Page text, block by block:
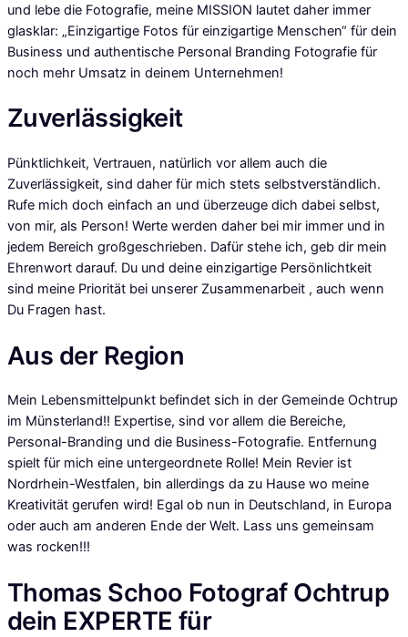
und lebe die Fotografie, meine MISSION lautet daher immer
glasklar: „Einzigartige Fotos für einzigartige Menschen“ für dein
Business und authentische Personal Branding Fotografie für
noch mehr Umsatz in deinem Unternehmen!
Zuverlässigkeit
Pünktlichkeit, Vertrauen, natürlich vor allem auch die
Zuverlässigkeit, sind daher für mich stets selbstverständlich.
Rufe mich doch einfach an und überzeuge dich dabei selbst,
von mir, als Person! Werte werden daher bei mir immer und in
jedem Bereich großgeschrieben. Dafür stehe ich, geb dir mein
Ehrenwort darauf. Du und deine einzigartige Persönlichtkeit
sind meine Priorität bei unserer Zusammenarbeit , auch wenn
Du Fragen hast.
Aus der Region
Mein Lebensmittelpunkt befindet sich in der Gemeinde Ochtrup
im Münsterland!! Expertise, sind vor allem die Bereiche,
Personal-Branding und die Business-Fotografie. Entfernung
spielt für mich eine untergeordnete Rolle! Mein Revier ist
Nordrhein-Westfalen, bin allerdings da zu Hause wo meine
Kreativität gerufen wird! Egal ob nun in Deutschland, in Europa
oder auch am anderen Ende der Welt. Lass uns gemeinsam
was rocken!!!
Thomas Schoo Fotograf Ochtrup
dein EXPERTE für